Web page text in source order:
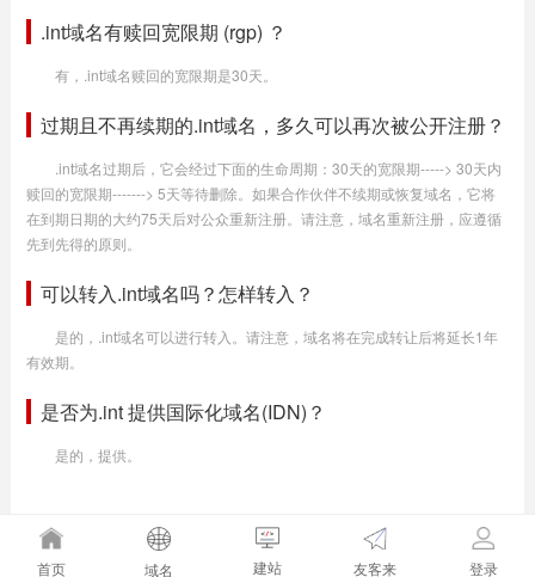
.int域名有赎回宽限期 (rgp) ？
有，.int域名赎回的宽限期是30天。
过期且不再续期的.int域名，多久可以再次被公开注册？
.int域名过期后，它会经过下面的生命周期：30天的宽限期-----> 30天内
赎回的宽限期-------> 5天等待删除。如果合作伙伴不续期或恢复域名，它将
在到期日期的大约75天后对公众重新注册。请注意，域名重新注册，应遵循
先到先得的原则。
可以转入.int域名吗？怎样转入？
是的，.int域名可以进行转入。请注意，域名将在完成转让后将延长1年
有效期。
是否为.int 提供国际化域名(IDN)？
是的，提供。
首页 域名 建站 友客来 登录